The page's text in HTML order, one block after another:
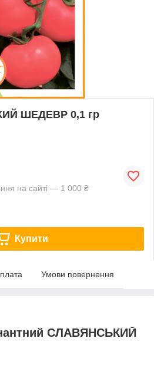
ШЕДЕВР 0,1 гр
на сайті — 1 000 ₴
Купити
Умови повернення
СЛАВЯНСЬКИЙ